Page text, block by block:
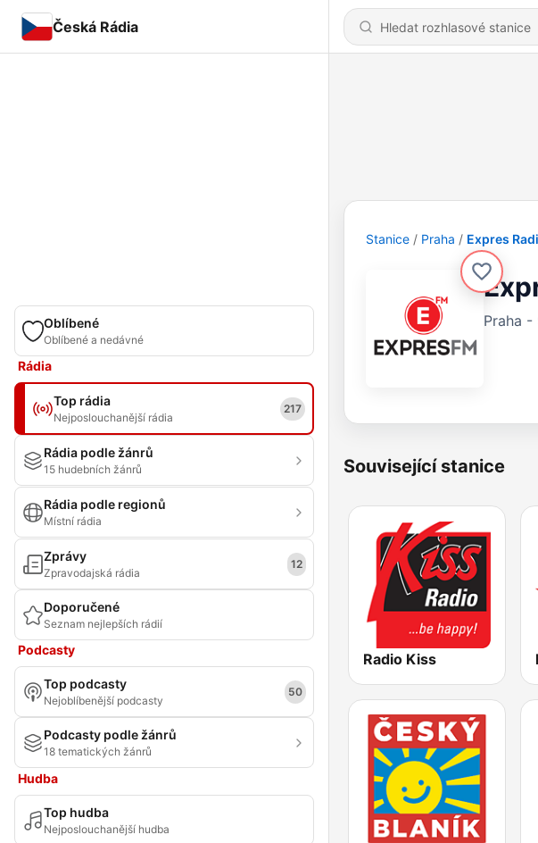
Česká Rádia
Oblíbené
Oblíbené a nedávné
Rádia
Top rádia
Nejposlouchanější rádia
217
Rádia podle žánrů
15 hudebních žánrů
Rádia podle regionů
Místní rádia
Zprávy
Zpravodajská rádia
12
Doporučené
Seznam nejlepších rádií
Podcasty
Top podcasty
Nejoblíbenější podcasty
50
Podcasty podle žánrů
18 tematických žánrů
Hudba
Top hudba
Nejposlouchanější hudba
Stanice Praha Expres
Praha -
Související stanice
Radio Kiss